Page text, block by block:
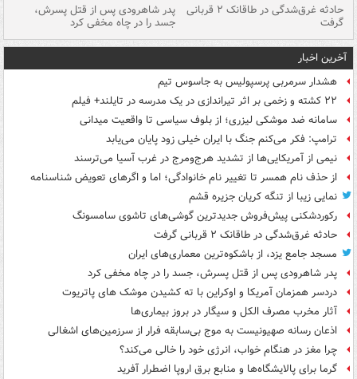
حادثه غرق‌شدگی در طاقانک ۲ قربانی
گرفت
پدر شاهرودی پس از قتل پسرش،
جسد را در چاه مخفی کرد
آخرین اخبار
هشدار سرمربی پرسپولیس به جاسوس تیم
۲۲ کشته و زخمی بر اثر تیراندازی در یک مدرسه در تایلند+ فیلم
سامانه ضد موشکی لیزری؛ از بلوف سیاسی تا واقعیت میدانی
ترامپ: فکر می‌کنم جنگ با ایران خیلی زود پایان می‌یابد
نیمی از آمریکایی‌ها از تشدید هرج‌ومرج در غرب آسیا می‌ترسند
از حذف نام همسر تا تغییر نام خانوادگی؛ اما و اگرهای تعویض شناسنامه
نمایی زیبا از تنگه کریان جزیره قشم
رکوردشکنی پیش‌فروش جدیدترین گوشی‌های تاشوی سامسونگ
حادثه غرق‌شدگی در طاقانک ۲ قربانی گرفت
مسجد جامع یزد، از باشکوه‌ترین معماری‌های ایران
پدر شاهرودی پس از قتل پسرش، جسد را در چاه مخفی کرد
دردسر همزمان آمریکا و اوکراین با ته کشیدن موشک های پاتریوت
آثار مخرب مصرف الکل و سیگار در بروز بیماری‌ها
اذعان رسانه صهیونیست به موج بی‌سابقه فرار از سرزمین‌های اشغالی
چرا مغز در هنگام خواب، انرژی خود را خالی می‌کند؟
گرما برای پالایشگاه‌ها و منابع برق اروپا اضطرار آفرید